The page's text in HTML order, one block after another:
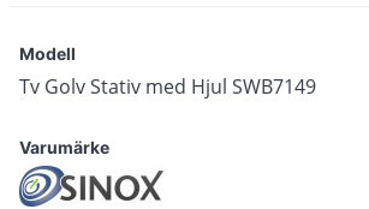
Modell
Tv Golv Stativ med Hjul SWB7149
Varumärke